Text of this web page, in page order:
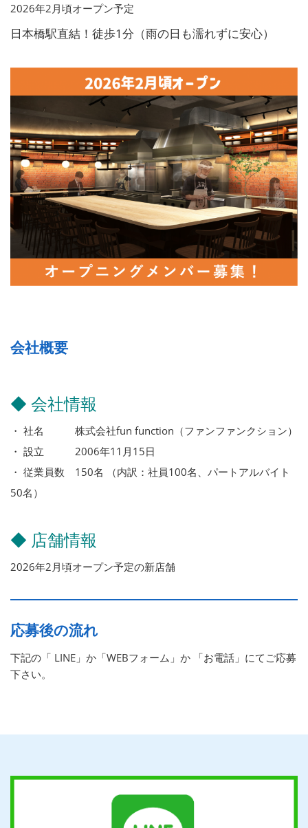
2026年2月頃オープン予定
日本橋駅直結！徒歩1分（雨の日も濡れずに安心）
会社概要
◆ 会社情報
・ 社名 株式会社fun function（ファンファンクション）
・ 設立 2006年11月15日
・ 従業員数 150名 （内訳：社員100名、パートアルバイト
50名）
◆ 店舗情報
2026年2月頃オープン予定の新店舗
応募後の流れ
下記の「 LINE」か「WEBフォーム」か 「お電話」にてご応募
下さい。